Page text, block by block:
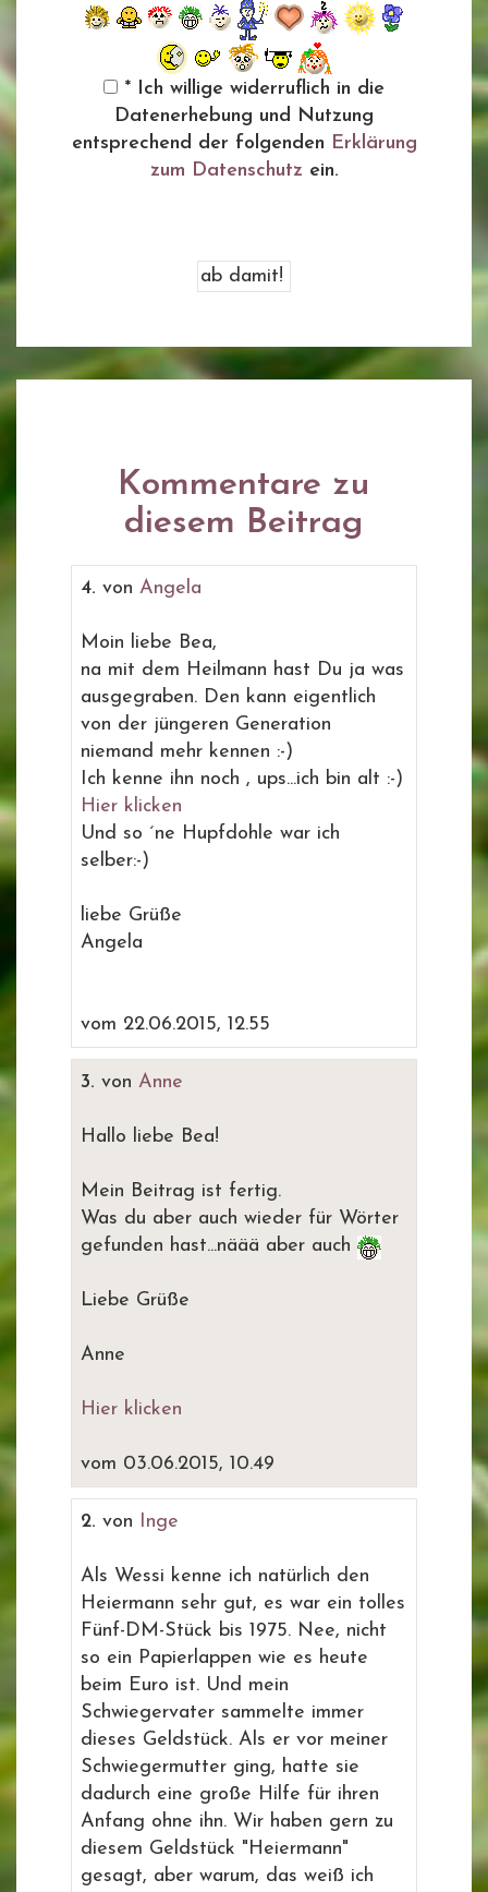
* Ich willige widerruflich in die
Datenerhebung und Nutzung
entsprechend der folgenden Erklärung
zum Datenschutz ein.
Kommentare zu
diesem Beitrag
4. von Angela
Moin liebe Bea,
na mit dem Heilmann hast Du ja was
ausgegraben. Den kann eigentlich
von der jüngeren Generation
niemand mehr kennen :-)
Ich kenne ihn noch , ups...ich bin alt :-)
Hier klicken
Und so ´ne Hupfdohle war ich
selber:-)
liebe Grüße
Angela
vom 22.06.2015, 12.55
3. von Anne
Hallo liebe Bea!
Mein Beitrag ist fertig.
Was du aber auch wieder für Wörter
gefunden hast...näää aber auch
Liebe Grüße
Anne
Hier klicken
vom 03.06.2015, 10.49
2. von Inge
Als Wessi kenne ich natürlich den
Heiermann sehr gut, es war ein tolles
Fünf-DM-Stück bis 1975. Nee, nicht
so ein Papierlappen wie es heute
beim Euro ist. Und mein
Schwiegervater sammelte immer
dieses Geldstück. Als er vor meiner
Schwiegermutter ging, hatte sie
dadurch eine große Hilfe für ihren
Anfang ohne ihn. Wir haben gern zu
diesem Geldstück "Heiermann"
gesagt, aber warum, das weiß ich